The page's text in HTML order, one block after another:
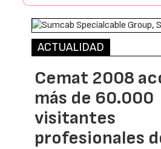
ACTUALIDAD
Cemat 2008
más de 60.000
visitantes
profesionales